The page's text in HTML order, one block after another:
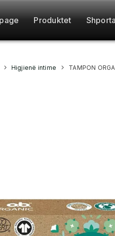
Produktet Shporta
Higjienë intime TAMPON